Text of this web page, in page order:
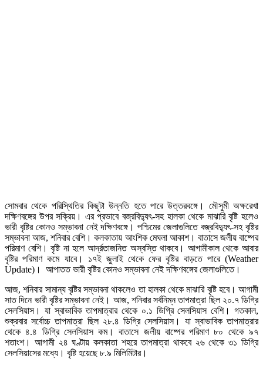
সোমবার থেকে পরিস্থিতির কিছুটা উন্নতি হতে পারে উত্তরবঙ্গে। মৌসুমী অক্ষরেখা
দক্ষিণবঙ্গের উপর সক্রিয়। এর প্রভাবে বজ্রবিদ্যুৎ-সহ হালকা থেকে মাঝারি বৃষ্টি হলেও
ভারী বৃষ্টির কোনও সম্ভাবনা নেই দক্ষিণবঙ্গে। পশ্চিমের জেলাগুলিতে বজ্রবিদ্যুৎ-সহ বৃষ্টির
সম্ভাবনা আজ, শনিবার বেশি। কলকাতায় আংশিক মেঘলা আকাশ। বাতাসে জলীয় বাষ্পের
পরিমাণ বেশি। বৃষ্টি না হলে আর্দ্রতাজনিত অস্বস্তি থাকবে। আগামীকাল থেকে আবার
বৃষ্টির পরিমাণ কমে যাবে। ১৭ই জুলাই থেকে ফের বৃষ্টির বাড়তে পারে (Weather
Update)। আপাতত ভারী বৃষ্টির কোনও সম্ভাবনা নেই দক্ষিণবঙ্গের জেলাগুলিতে।
আজ, শনিবার সামান্য বৃষ্টির সম্ভাবনা থাকলেও তা হালকা থেকে মাঝারি বৃষ্টি হবে। আগামী
সাত দিনে ভারী বৃষ্টির সম্ভাবনা নেই। আজ, শনিবার সর্বনিম্ন তাপমাত্রা ছিল ২০.৭ ডিগ্রি
সেলসিয়াস। যা স্বাভাবিক তাপমাত্রার থেকে ০.১ ডিগ্রি সেলসিয়াস বেশি। গতকাল,
শুক্রবার সর্বোচ্চ তাপমাত্রা ছিল ২৮.৪ ডিগ্রি সেলসিয়াস। যা স্বাভাবিক তাপমাত্রার
থেকে ৪.৪ ডিগ্রি সেলসিয়াস কম। বাতাসে জলীয় বাষ্পের পরিমাণ ৮০ থেকে ৯৭
শতাংশ। আগামী ২৪ ঘণ্টায় কলকাতা শহরে তাপমাত্রা থাকবে ২৬ থেকে ৩১ ডিগ্রি
সেলসিয়াসের মধ্যে। বৃষ্টি হয়েছে ৮.৯ মিলিমিটার।